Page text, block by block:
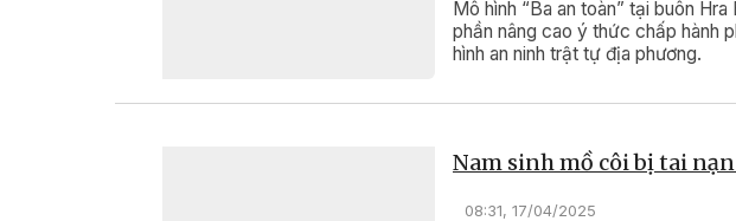
Mô hình “Ba an toàn” tại buôn
phần nâng cao ý thức chấp hành
hình an ninh trật tự địa phương.
Nam sinh mồ côi bị tai
08:31, 17/04/2025